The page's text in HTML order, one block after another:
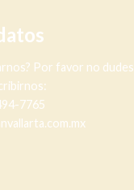
Por favor no dudes
7765